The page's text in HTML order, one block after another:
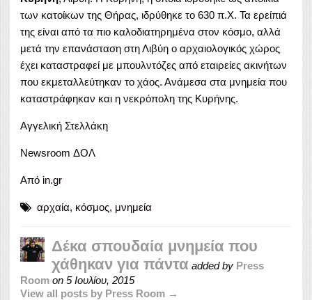
των κατοίκων της Θήρας, ιδρύθηκε το 630 π.Χ. Τα ερείπιά
της είναι από τα πιο καλοδιατηρημένα στον κόσμο, αλλά
μετά την επανάσταση στη Λιβύη ο αρχαιολογικός χώρος
έχει καταστραφεί με μπουλντόζες από εταιρείες ακινήτων
που εκμεταλλεύτηκαν το χάος. Ανάμεσα στα μνημεία που
καταστράφηκαν και η νεκρόπολη της Κυρήνης.
Αγγελική Στελλάκη
Newsroom ΔΟΛ
Από in.gr
αρχαία, κόσμος, μνημεία
Δέκα σπουδαία μνημεία που
χάθηκαν για πάντα added by Press
Room on 5 Ιουλίου, 2015
View all posts by Press Room →